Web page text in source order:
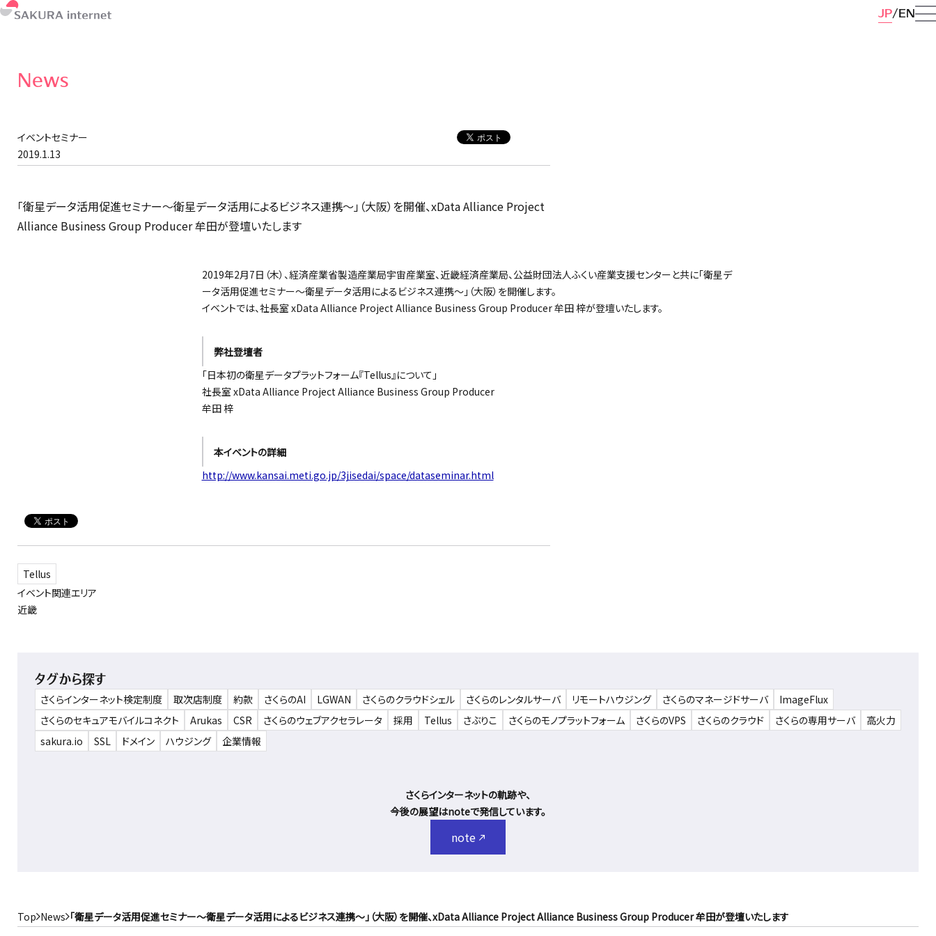
JP EN
News
イベントセミナー
2019.1.13
「衛星データ活用促進セミナー～衛星データ活用によるビジネス連携～」（大阪）を開催、xData Alliance Project
Alliance Business Group Producer 牟田が登壇いたします
2019年2月7日（木）、経済産業省製造産業局宇宙産業室、近畿経済産業局、公益財団法人ふくい産業支援センターと共に「衛星デ
ータ活用促進セミナー～衛星データ活用によるビジネス連携～」（大阪）を開催します。
イベントでは、社長室 xData Alliance Project Alliance Business Group Producer 牟田 梓が登壇いたします。
弊社登壇者
「日本初の衛星データプラットフォーム『Tellus』について」
社長室 xData Alliance Project Alliance Business Group Producer
牟田 梓
本イベントの詳細
http://www.kansai.meti.go.jp/3jisedai/space/dataseminar.html
Tellus
イベント関連エリア
近畿
タグから探す
さくらインターネット検定制度 取次店制度 約款 さくらのAI LGWAN さくらのクラウドシェル さくらのレンタルサーバ リモートハウジング さくらのマネージドサーバ
ImageFlux
さくらのセキュアモバイルコネクト
Arukas CSR さくらのウェブアクセラレータ 採用 Tellus さぶりこ さくらのモノプラットフォーム さくらのVPS さくらのクラウド さくらの専用サーバ
高火力
sakura.io
SSL ドメイン ハウジング 企業情報
さくらインターネットの軌跡や、
今後の展望はnoteで発信しています。
note
Top News 「衛星データ活用促進セミナー～衛星データ活用によるビジネス連携～」（大阪）を開催、xData Alliance Project Alliance Business Group Producer 牟田が登壇いたします